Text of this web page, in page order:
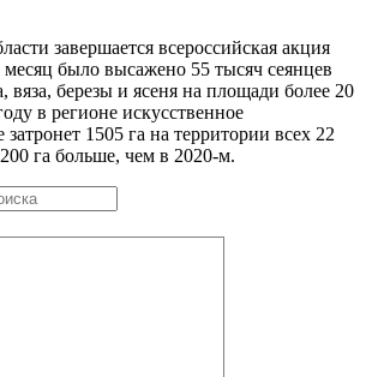
завершается всероссийская акция
было высажено 55 тысяч сеянцев
вяза, березы и ясеня на площади более 20
в регионе искусственное
затронет 1505 га на территории всех 22
га больше, чем в 2020-м.